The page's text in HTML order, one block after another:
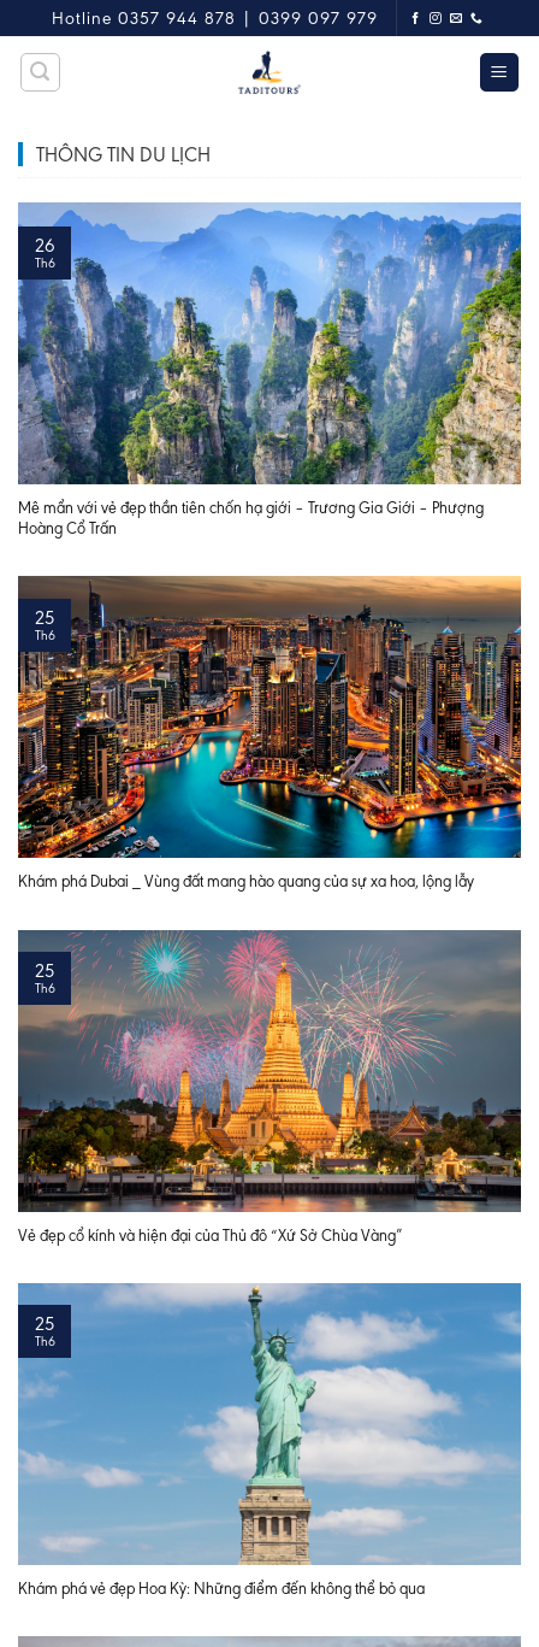
content
Hotline 0357 944 878 | 0399 097 979
THÔNG TIN DU LỊCH
Mê mẩn với vẻ đẹp thần tiên chốn hạ giới – Trương Gia Giới – Phượng
Hoàng Cổ Trấn
26
Th6
Khám phá Dubai _ Vùng đất mang hào quang của sự xa hoa, lộng lẫy
25
Th6
Vẻ đẹp cổ kính và hiện đại của Thủ đô “Xứ Sở Chùa Vàng”
25
Th6
Khám phá vẻ đẹp Hoa Kỳ: Những điểm đến không thể bỏ qua
25
Th6